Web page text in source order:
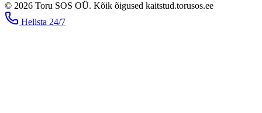
© 2026 Toru SOS OÜ. Kõik õigused kaitstud.torusos.ee
Helista 24/7